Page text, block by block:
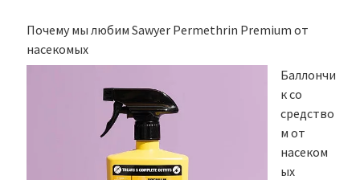
Почему мы любим Sawyer Permethrin Premium от
насекомых
Баллончи
к со
средство
м от
насеком
ых